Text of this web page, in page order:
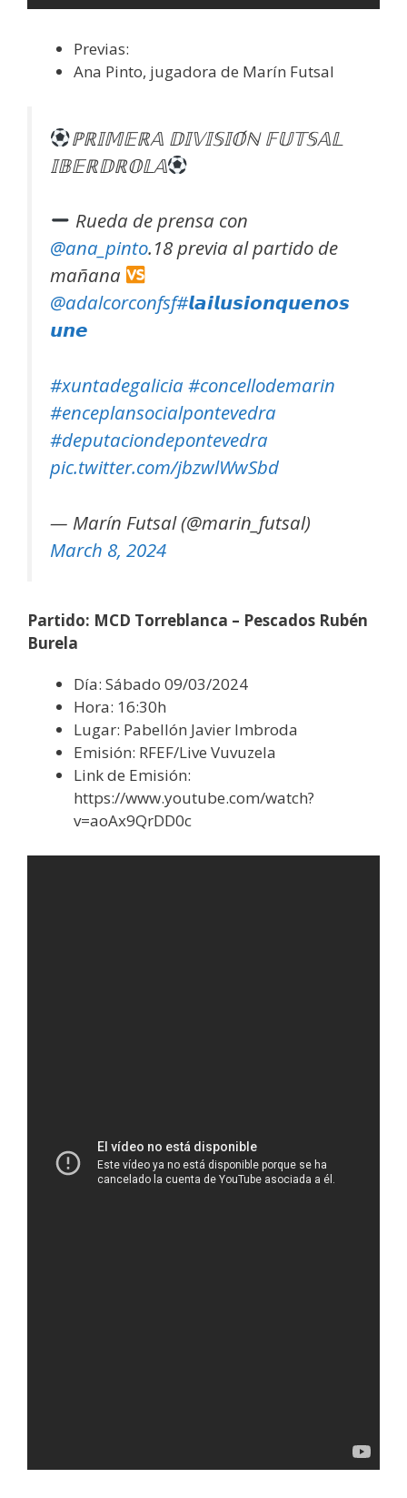
Previas:
Ana Pinto, jugadora de Marín Futsal
ℙℝ𝕀𝕄𝔼ℝ𝔸 𝔻𝕀𝕍𝕀𝕊𝕀𝕆́ℕ 𝔽𝕌𝕋𝕊𝔸𝕃
𝕀𝔹𝔼ℝ𝔻ℝ𝕆𝕃𝔸
Rueda de prensa con
@ana_pinto.18 previa al partido de
mañana
@adalcorconfsf#𝙡𝙖𝙞𝙡𝙪𝙨𝙞𝙤𝙣𝙦𝙪𝙚𝙣𝙤𝙨
𝙪𝙣𝙚
#xuntadegalicia #concellodemarin
#enceplansocialpontevedra
#deputaciondepontevedra
pic.twitter.com/jbzwlWwSbd
— Marín Futsal (@marin_futsal)
March 8, 2024
Partido: MCD Torreblanca – Pescados Rubén
Burela
Día: Sábado 09/03/2024
Hora: 16:30h
Lugar: Pabellón Javier Imbroda
Emisión: RFEF/Live Vuvuzela
Link de Emisión:
https://www.youtube.com/watch?
v=aoAx9QrDD0c